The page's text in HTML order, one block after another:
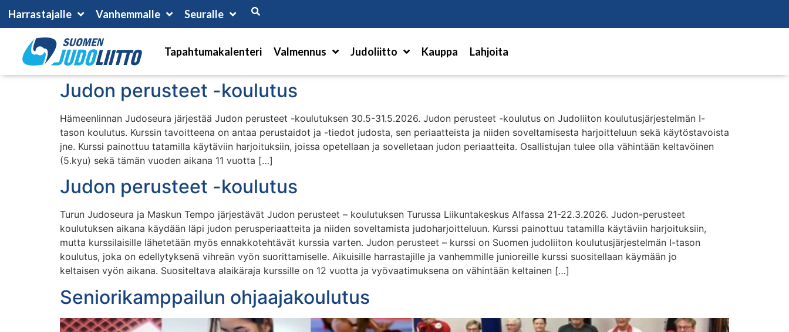
Harrastajalle Vanhemmalle Seuralle
Tapahtumakalenteri Valmennus Judoliitto Kauppa Lahjoita
Judon perusteet -koulutus
Hämeenlinnan Judoseura järjestää Judon perusteet -koulutuksen 30.5-31.5.2026. Judon perusteet -koulutus on Judoliiton koulutusjärjestelmän I-
tason koulutus. Kurssin tavoitteena on antaa perustaidot ja -tiedot judosta, sen periaatteista ja niiden soveltamisesta harjoitteluun sekä käytöstavoista
jne. Kurssi painottuu tatamilla käytäviin harjoituksiin, joissa opetellaan ja sovelletaan judon periaatteita. Osallistujan tulee olla vähintään keltavöinen
(5.kyu) sekä tämän vuoden aikana 11 vuotta […]
Judon perusteet -koulutus
Turun Judoseura ja Maskun Tempo järjestävät Judon perusteet – koulutuksen Turussa Liikuntakeskus Alfassa 21-22.3.2026. Judon-perusteet
koulutuksen aikana käydään läpi judon perusperiaatteita ja niiden soveltamista judoharjoitteluun. Kurssi painottuu tatamilla käytäviin harjoituksiin,
mutta kurssilaisille lähetetään myös ennakkotehtävät kurssia varten. Judon perusteet – kurssi on Suomen judoliiton koulutusjärjestelmän I-tason
koulutus, joka on edellytyksenä vihreän vyön suorittamiselle. Aikuisille harrastajille ja vanhemmille junioreille kurssi suositellaan käymään jo
keltaisen vyön aikana. Suositeltava alaikäraja kurssille on 12 vuotta ja vyövaatimuksena on vähintään keltainen […]
Seniorikamppailun ohjaajakoulutus